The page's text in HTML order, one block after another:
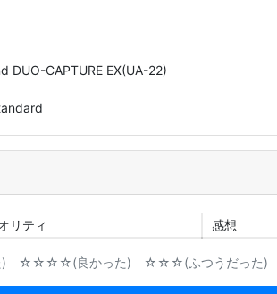
DUO-CAPTURE EX(UA-22)
リティ 感想
) ☆☆☆☆(良かった) ☆☆☆(ふつうだった)